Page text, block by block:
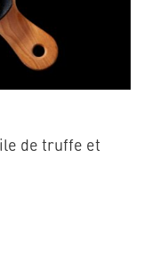
de truffe et